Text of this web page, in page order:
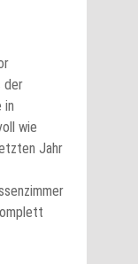
der
in
wie
Jahr